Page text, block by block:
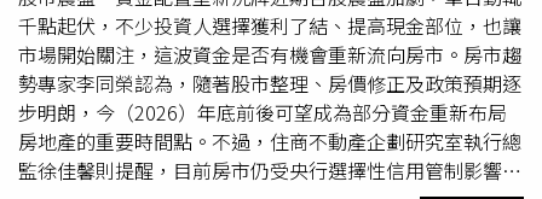
帶動個人理財週轉金、企業營運資金及金融相關貸款增加，
使銀行整體放款規模快速擴張。今年5月底，其他放款年增
率達12.41%，明顯高於不動產貸款的3.49%。換句話說，
並非房貸金額縮水，而是其他放款跑得更快，才形成「不動
產貸款集中度下降、貸款餘額仍增加」的統計結果。對購屋
人而言，這項數據也透露，銀行資金並未完全離開房市，而
千點起伏，不少投資人選擇獲利了結、提高現金部位，也讓
市場開始關注，這波資金是否有機會重新流向房市。房市趨
勢專家李同榮認為，隨著股市整理、房價修正及政策預期逐
步明朗，今（2026）年底前後可望成為部分資金重新布局
房地產的重要時間點。不過，住商不動產企劃研究室執行總
監徐佳馨則提醒，目前房市仍受央行選擇性信用管制影響，